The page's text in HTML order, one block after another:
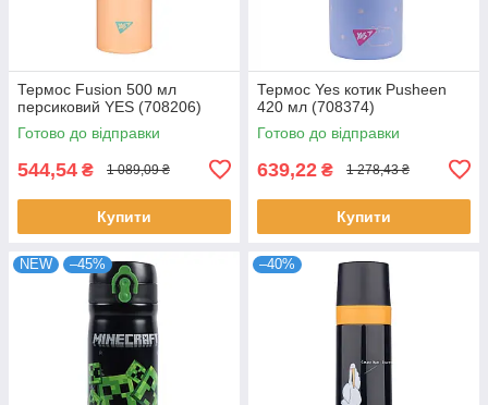
Термос Fusion 500 мл
персиковий YES (708206)
Готово до відправки
544,54 ₴ 1 089,09 ₴
Купити
Термос Yes котик Pusheen
420 мл (708374)
Готово до відправки
639,22 ₴ 1 278,43 ₴
Купити
NEW –45% –40%